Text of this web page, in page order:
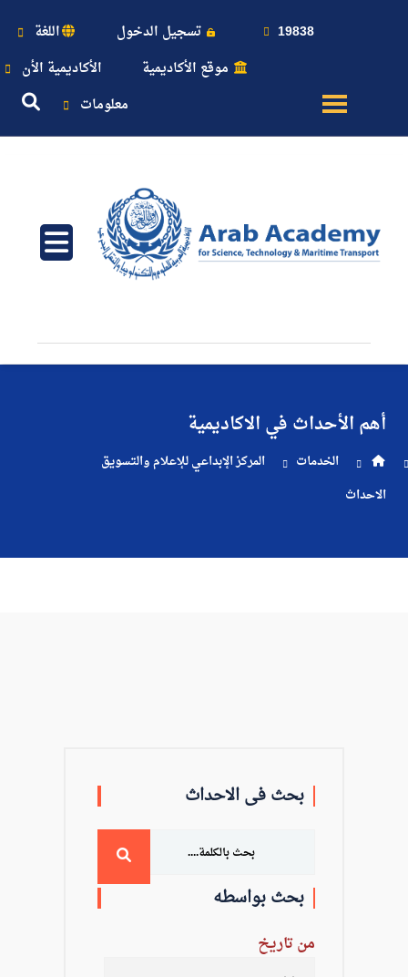
19838 تسجيل الدخول
اللغة
موقع الأكاديمية
الأكاديمية الأن
معلومات
عن
النقل
القبول
والتسجيل
الدراسات
الأكاديمية
والخدمة
المجتمعية
أهم الأحداث في الاكاديمية
الخدمات
المركز الإبداعي للإعلام والتسويق
الاحداث
بحث فى الاحداث
بحث بواسطه
من تاريخ